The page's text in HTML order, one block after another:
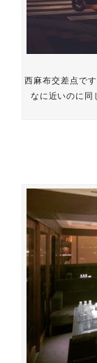
西麻布交差点で
なに近いのに同